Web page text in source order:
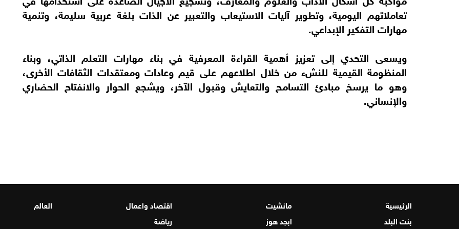
تعاملاتهم اليومية، وتطوير آليات الاستيعاب والتعبير عن الذات بلغة عربية سليمة، وتنمية
مهارات التفكير الإبداعي.
ويسعى التحدي إلى تعزيز أهمية القراءة المعرفية في بناء مهارات التعلم الذاتي، وبناء
المنظومة القيمية للنشء من خلال اطلاعهم على قيم وعادات ومعتقدات الثقافات الأخرى،
وهو ما يرسخ مبادئ التسامح والتعايش وقبول الآخر، ويشجع الحوار والانفتاح الحضاري
والإنساني.
الرئيسية مانشيت اقتصاد واعمال العالم
بنت البلد
ابجد هوز رياضة